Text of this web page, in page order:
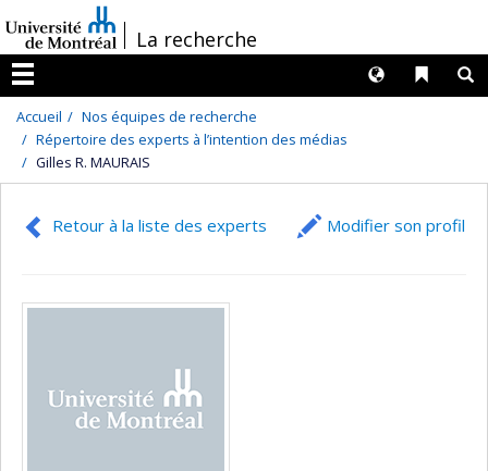
au
contenu
/La recherche
Menu
Liens
Langues
Accueil
Nos équipes de recherche
Répertoire des experts à l’intention des médias
Gilles R. MAURAIS
Retour à la liste des experts Modifier son profil